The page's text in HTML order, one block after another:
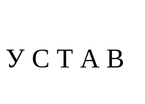
У С Т А В